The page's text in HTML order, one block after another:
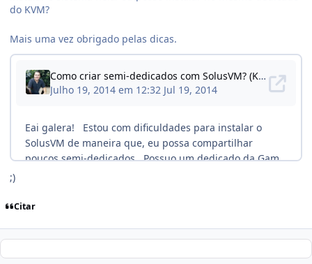
do KVM?
Mais uma vez obrigado pelas dicas.
;)
Citar